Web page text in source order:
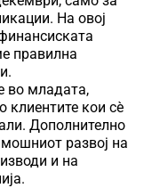
На овој
правилна
во младата,
клиентите кои сè
Дополнително
развој на
и на